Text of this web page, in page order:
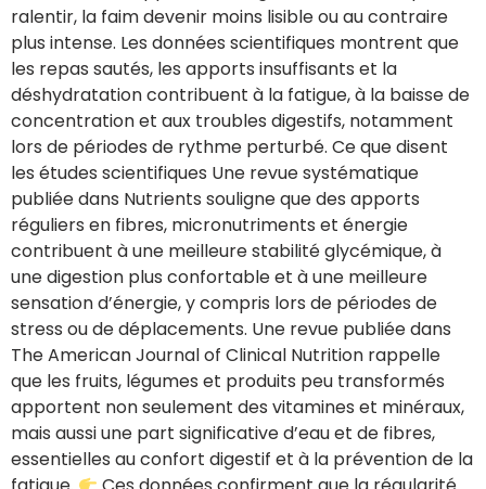
ralentir, la faim devenir moins lisible ou au contraire
plus intense. Les données scientifiques montrent que
les repas sautés, les apports insuffisants et la
déshydratation contribuent à la fatigue, à la baisse de
concentration et aux troubles digestifs, notamment
lors de périodes de rythme perturbé. Ce que disent
les études scientifiques Une revue systématique
publiée dans Nutrients souligne que des apports
réguliers en fibres, micronutriments et énergie
contribuent à une meilleure stabilité glycémique, à
une digestion plus confortable et à une meilleure
sensation d’énergie, y compris lors de périodes de
stress ou de déplacements. Une revue publiée dans
The American Journal of Clinical Nutrition rappelle
que les fruits, légumes et produits peu transformés
apportent non seulement des vitamines et minéraux,
mais aussi une part significative d’eau et de fibres,
essentielles au confort digestif et à la prévention de la